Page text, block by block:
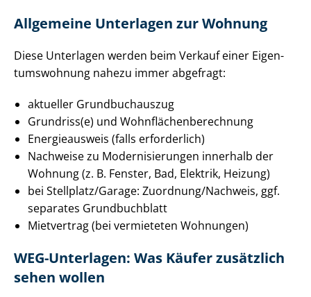
Allgemeine Unterlagen zur Wohnung
Diese Unterlagen werden beim Verkauf einer Ei­gen­
tums­woh­nung nahezu immer abgefragt:
aktueller Grundbuchauszug
Grundriss(e) und Wohn­flä­chen­be­rech­nung
Energieausweis (falls erforderlich)
Nachweise zu Mo­der­ni­sie­run­gen innerhalb der
Wohnung (z. B. Fenster, Bad, Elektrik, Heizung)
bei Stellplatz/Garage: Zuordnung/Nachweis, ggf.
separates Grundbuchblatt
Mietvertrag (bei vermieteten Wohnungen)
WEG-Unterlagen: Was Käufer zusätzlich
sehen wollen